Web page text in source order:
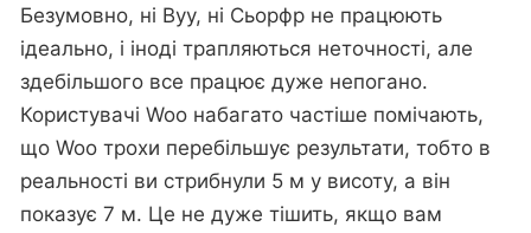
Безумовно, ні Вуу, ні Сьорфр не працюють
ідеально, і іноді трапляються неточності, але
здебільшого все працює дуже непогано.
Користувачі Woo набагато частіше помічають,
що Woo трохи перебільшує результати, тобто в
реальності ви стрибнули 5 м у висоту, а він
показує 7 м. Це не дуже тішить, якщо вам